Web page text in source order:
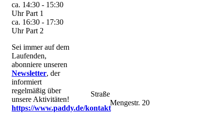
ca. 14:30 - 15:30
Uhr Part 1
ca. 16:30 - 17:30
Uhr Part 2
Sei immer auf dem
Laufenden,
abonniere unseren
Newsletter, der
informiert
regelmäßig über
unsere Aktivitäten!
https://www.paddy.de/kontakt
Straße
Mengestr. 20